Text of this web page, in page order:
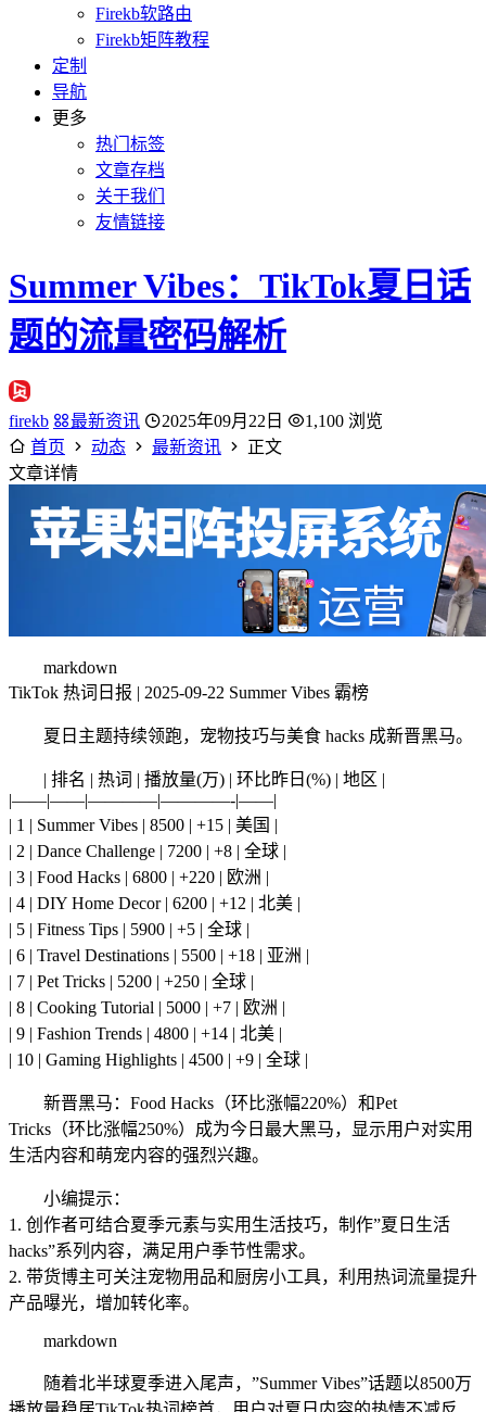
Firekb软路由
Firekb矩阵教程
定制
导航
更多
热门标签
文章存档
关于我们
友情链接
Summer Vibes：TikTok夏日话
题的流量密码解析
firekb 最新资讯 2025年09月22日
1,100 浏览
首页
动态 最新资讯
正文
文章详情
markdown
TikTok 热词日报 | 2025-09-22 Summer Vibes 霸榜
夏日主题持续领跑，宠物技巧与美食 hacks 成新晋黑马。
| 排名 | 热词 | 播放量(万) | 环比昨日(%) | 地区 |
|——|——|————|————-|——|
| 1 | Summer Vibes | 8500 | +15 | 美国 |
| 2 | Dance Challenge | 7200 | +8 | 全球 |
| 3 | Food Hacks | 6800 | +220 | 欧洲 |
| 4 | DIY Home Decor | 6200 | +12 | 北美 |
| 5 | Fitness Tips | 5900 | +5 | 全球 |
| 6 | Travel Destinations | 5500 | +18 | 亚洲 |
| 7 | Pet Tricks | 5200 | +250 | 全球 |
| 8 | Cooking Tutorial | 5000 | +7 | 欧洲 |
| 9 | Fashion Trends | 4800 | +14 | 北美 |
| 10 | Gaming Highlights | 4500 | +9 | 全球 |
新晋黑马：Food Hacks（环比涨幅220%）和Pet
Tricks（环比涨幅250%）成为今日最大黑马，显示用户对实用
生活内容和萌宠内容的强烈兴趣。
小编提示：
1. 创作者可结合夏季元素与实用生活技巧，制作”夏日生活
hacks”系列内容，满足用户季节性需求。
2. 带货博主可关注宠物用品和厨房小工具，利用热词流量提升
产品曝光，增加转化率。
markdown
随着北半球夏季进入尾声，”Summer Vibes”话题以8500万